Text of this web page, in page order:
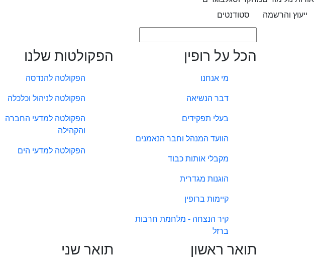
ייעוץ והרשמה
סטודנטים
הכל על רופין
מי אנחנו
דבר הנשיאה
בעלי תפקידים
הוועד המנהל וחבר הנאמנים
מקבלי אותות כבוד
הוגנות מגדרית
קיימות ברופין
קיר הנצחה - מלחמת חרבות
ברזל
הפקולטות שלנו
הפקולטה להנדסה
הפקולטה לניהול וכלכלה
הפקולטה למדעי החברה
והקהילה
הפקולטה למדעי הים
תואר ראשון תואר שני